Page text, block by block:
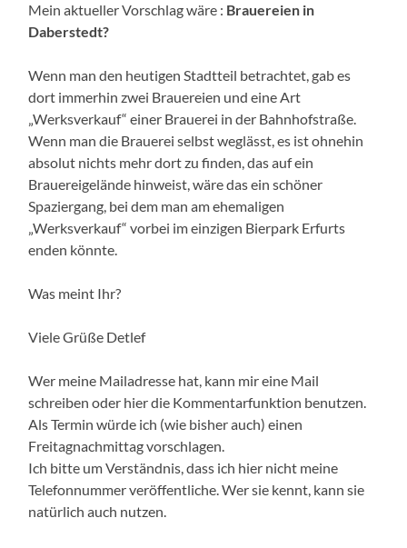
Mein aktueller Vorschlag wäre : Brauereien in
Daberstedt?
Wenn man den heutigen Stadtteil betrachtet, gab es
dort immerhin zwei Brauereien und eine Art
„Werksverkauf“ einer Brauerei in der Bahnhofstraße.
Wenn man die Brauerei selbst weglässt, es ist ohnehin
absolut nichts mehr dort zu finden, das auf ein
Brauereigelände hinweist, wäre das ein schöner
Spaziergang, bei dem man am ehemaligen
„Werksverkauf“ vorbei im einzigen Bierpark Erfurts
enden könnte.
Was meint Ihr?
Viele Grüße Detlef
Wer meine Mailadresse hat, kann mir eine Mail
schreiben oder hier die Kommentarfunktion benutzen.
Als Termin würde ich (wie bisher auch) einen
Freitagnachmittag vorschlagen.
Ich bitte um Verständnis, dass ich hier nicht meine
Telefonnummer veröffentliche. Wer sie kennt, kann sie
natürlich auch nutzen.